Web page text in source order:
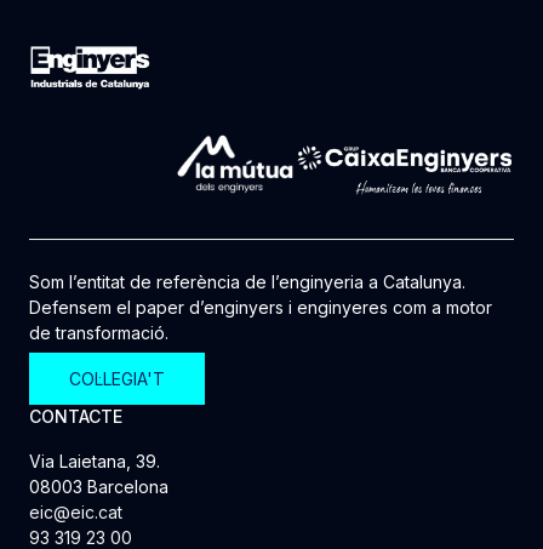
Som l’entitat de referència de l’enginyeria a Catalunya.
Defensem el paper d’enginyers i enginyeres com a motor
de transformació.
COL·LEGIA'T
CONTACTE
Via Laietana, 39.
08003 Barcelona
eic@eic.cat
93 319 23 00